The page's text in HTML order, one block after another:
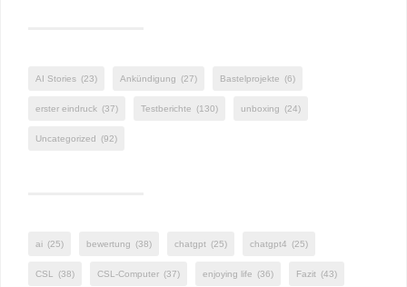
AI Stories (23) Ankündigung (27) Bastelprojekte (6)
erster eindruck (37) Testberichte (130) unboxing (24)
Uncategorized (92)
ai (25) bewertung (38) chatgpt (25) chatgpt4 (25)
CSL (38) CSL-Computer (37) enjoying life (36) Fazit (43)